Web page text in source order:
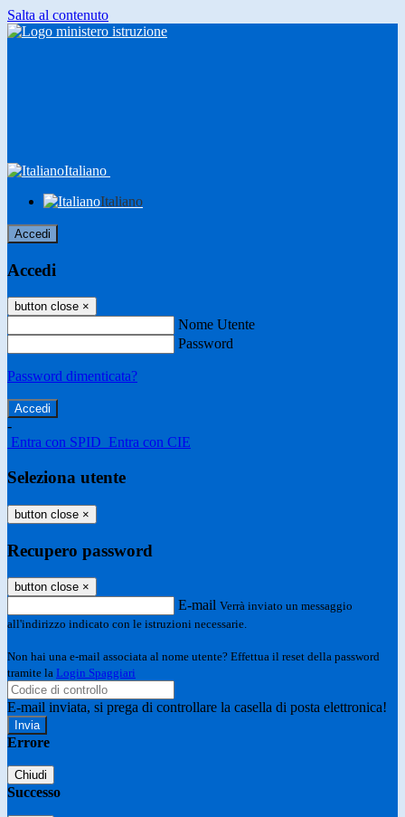
Salta al contenuto
Italiano
Italiano
Accedi
Accedi
button close ×
Nome Utente
Password
Password dimenticata?
-
Entra con SPID Entra con CIE
Seleziona utente
button close ×
Recupero password
button close ×
E-mail Verrà inviato un messaggio
all'indirizzo indicato con le istruzioni necessarie.
Non hai una e-mail associata al nome utente? Effettua il reset della password
tramite la Login Spaggiari
E-mail inviata, si prega di controllare la casella di posta elettronica!
Errore
Chiudi
Successo